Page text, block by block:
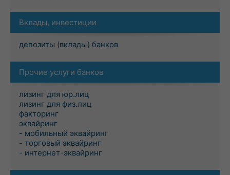
Вклады, инвестиции
депозиты (вклады) банков
Прочие услуги банков
лизинг для юр.лиц
лизинг для физ.лиц
факторинг
эквайринг
- мобильный эквайринг
- торговый эквайринг
- интернет-эквайринг